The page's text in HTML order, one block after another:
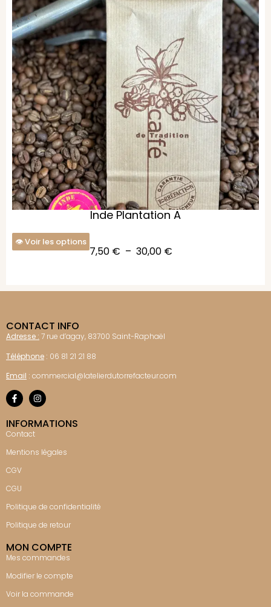
Inde Plantation A
Voir les options
7,50 € – 30,00 €
CONTACT INFO
Adresse : 7 rue d’agay, 83700 Saint-Raphaël
Téléphone : 06 81 21 21 88
Email : commercial@latelierdutorrefacteur.com
INFORMATIONS
Contact
Mentions légales
CGV
CGU
Politique de confidentialité
Politique de retour
MON COMPTE
Mes commandes
Modifier le compte
Voir la commande